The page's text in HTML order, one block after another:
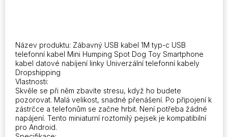
Univerzální
kabely
pro
telefony
Dropshipping
ENC
množství
Název produktu: Zábavný USB kabel 1M typ-c USB
telefonní kabel Mini Humping Spot Dog Toy Smartphone
kabel datové nabíjení linky Univerzální telefonní kabely
Dropshipping
Vlastnosti:
Skvěle se při něm zbavíte stresu, když ho budete
pozorovat. Malá velikost, snadné přenášení. Po připojení k
zástrčce a telefonům se začne hrbit. Není potřeba žádné
napájení. Tento miniaturní roztomilý pejsek je kompatibilní
pro Android.